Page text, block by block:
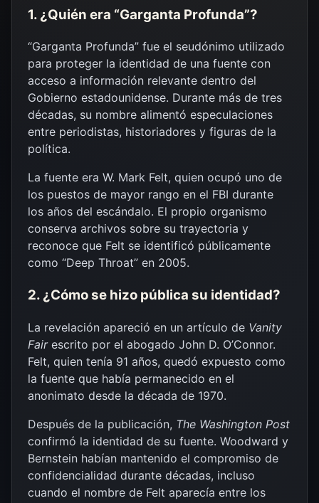
1. ¿Quién era “Garganta Profunda”?
“Garganta Profunda” fue el seudónimo utilizado
para proteger la identidad de una fuente con
acceso a información relevante dentro del
Gobierno estadounidense. Durante más de tres
décadas, su nombre alimentó especulaciones
entre periodistas, historiadores y figuras de la
política.
La fuente era W. Mark Felt, quien ocupó uno de
los puestos de mayor rango en el FBI durante
los años del escándalo. El propio organismo
conserva archivos sobre su trayectoria y
reconoce que Felt se identificó públicamente
como “Deep Throat” en 2005.
2. ¿Cómo se hizo pública su identidad?
La revelación apareció en un artículo de Vanity
Fairescrito por el abogado John D. O’Connor.
Felt, quien tenía 91 años, quedó expuesto como
la fuente que había permanecido en el
anonimato desde la década de 1970.
Después de la publicación, The Washington Post
confirmó la identidad de su fuente. Woodward y
Bernstein habían mantenido el compromiso de
confidencialidad durante décadas, incluso
cuando el nombre de Felt aparecía entre los